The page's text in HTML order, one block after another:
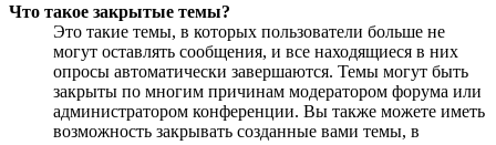
Что такое закрытые темы?
Это такие темы, в которых пользователи больше не
могут оставлять сообщения, и все находящиеся в них
опросы автоматически завершаются. Темы могут быть
закрыты по многим причинам модератором форума или
администратором конференции. Вы также можете иметь
возможность закрывать созданные вами темы, в